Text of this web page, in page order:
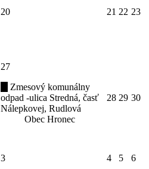
20 21 22 23
27
Zmesový komunálny
odpad -ulica Stredná, časť
Nálepkovej, Rudlová
Obec Hronec
28 29 30
3 4 5
6